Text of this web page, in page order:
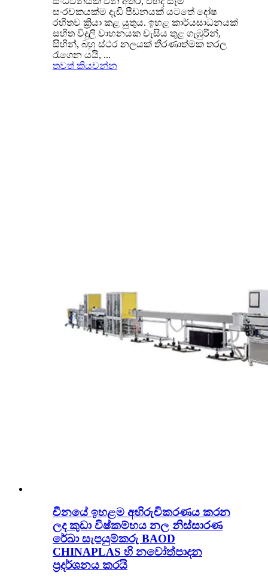
සංරචකයක්ම දැඩි පීඩනයක් යටතේ දෝෂ
රහිතව ක්‍රියා කළ යුතුය. ඉහළ කාර්යසාධනයක්
සහිත විදුලි වාහනයක චැසිය තුළ ගැඹුරින්,
සිහින්, බහු ස්ථර නලයක් තීරණාත්මක තරල
රැගෙන යයි, ...
තවත් කියවන්න
චීනයේ ඉහළම අභිරුචිකරණය කරන
ලද කුඩා විෂ්කම්භය නල නිස්සාරණ
රේඛා සැපයුම්කරු BAOD
CHINAPLAS හි නවෝත්පාදන
ප්‍රදර්ශනය කරයි